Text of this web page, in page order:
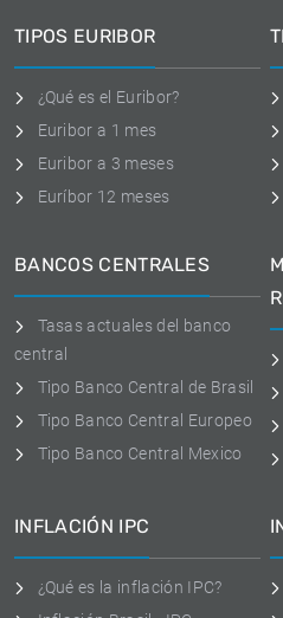
TIPOS EURIBOR
¿Qué es el Euribor?
Euribor a 1 mes
Euribor a 3 meses
Euríbor 12 meses
BANCOS CENTRALES
Tasas actuales del banco
central
Tipo Banco Central de Brasil
Tipo Banco Central Europeo
Tipo Banco Central Mexico
INFLACIÓN IPC
¿Qué es la inflación IPC?